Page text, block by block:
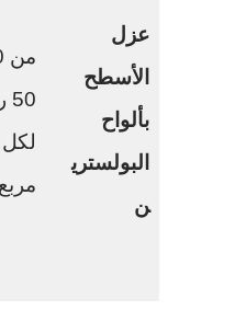
عزل
الأسطح
بألواح
البولستري
ن
لكل
مربع